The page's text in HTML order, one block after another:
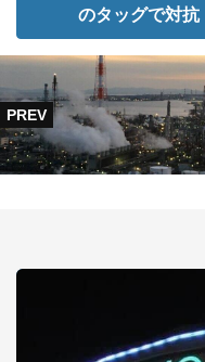
のタッグで対抗